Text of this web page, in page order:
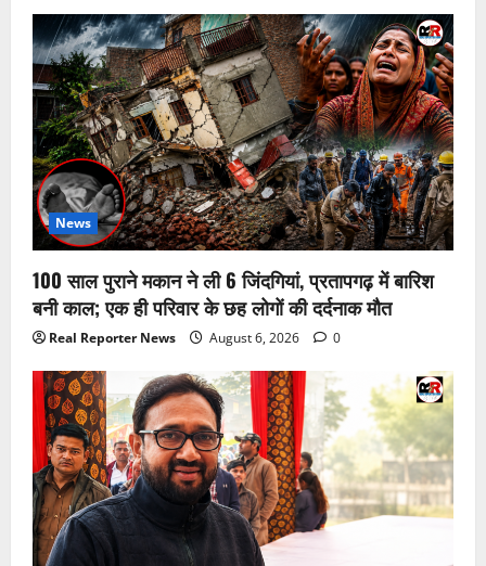
News
100 साल पुराने मकान ने ली 6 जिंदगियां, प्रतापगढ़ में बारिश
बनी काल; एक ही परिवार के छह लोगों की दर्दनाक मौत
Real Reporter News August 6, 2026 0